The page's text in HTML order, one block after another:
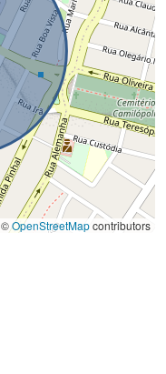
©OpenStreetMapcontributors